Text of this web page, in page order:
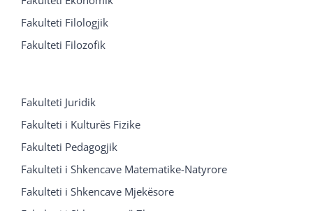
Fakulteti Filologjik
Fakulteti Filozofik
Fakulteti Juridik
Fakulteti i Kulturës Fizike
Fakulteti Pedagogjik
Fakulteti i Shkencave Matematike-Natyrore
Fakulteti i Shkencave Mjekësore